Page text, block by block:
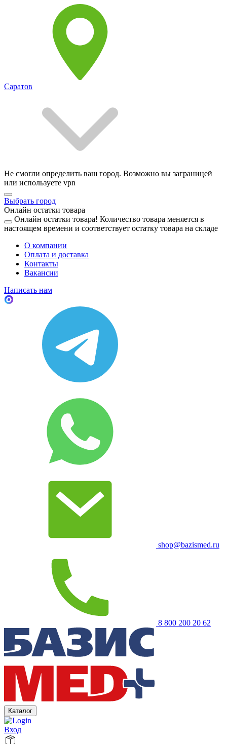
Саратов
Не смогли определить ваш город. Возможно вы заграницей
или используете vpn
Выбрать город
Онлайн остатки товара
Онлайн остатки товара! Количество товара меняется в
настоящем времени и соответствует остатку товара на складе
О компании
Оплата и доставка
Контакты
Вакансии
Написать нам
shop@bazismed.ru
8 800 200 20 62
Каталог
Вход